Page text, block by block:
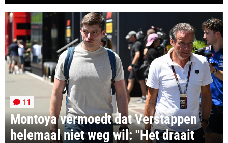
Montoya vermoedt dat Verstappen
helemaal niet weg wil: "Het draait
11